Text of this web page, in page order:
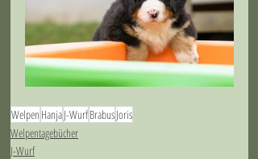
Welpen HanjaJ-WurfBrabusJoris
Welpentagebücher
J-Wurf